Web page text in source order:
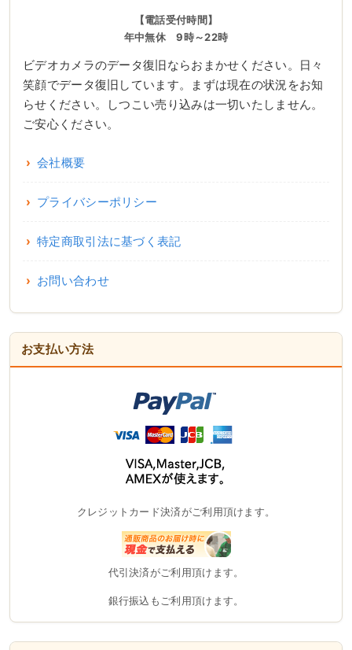
【電話受付時間】
年中無休 9時～22時
ビデオカメラのデータ復旧ならおまかせください。日々
笑顔でデータ復旧しています。まずは現在の状況をお知
らせください。しつこい売り込みは一切いたしません。
ご安心ください。
会社概要
プライバシーポリシー
特定商取引法に基づく表記
お問い合わせ
お支払い方法
クレジットカード決済がご利用頂けます。
代引決済がご利用頂けます。
銀行振込もご利用頂けます。